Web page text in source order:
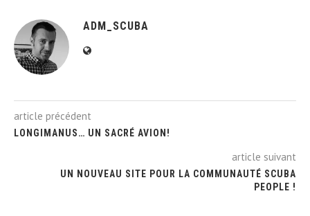
ADM_SCUBA
article précédent
LONGIMANUS… UN SACRÉ AVION!
article suivant
UN NOUVEAU SITE POUR LA COMMUNAUTÉ SCUBA
PEOPLE !